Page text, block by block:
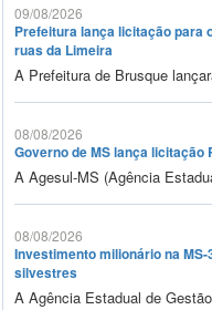
09/08/2026
Prefeitura lança licitação para
ruas da Limeira
A Prefeitura de Brusque
08/08/2026
Governo de MS lança licitação
A Agesul-MS (Agência
08/08/2026
Investimento milionário na
silvestres
A Agência Estadual de